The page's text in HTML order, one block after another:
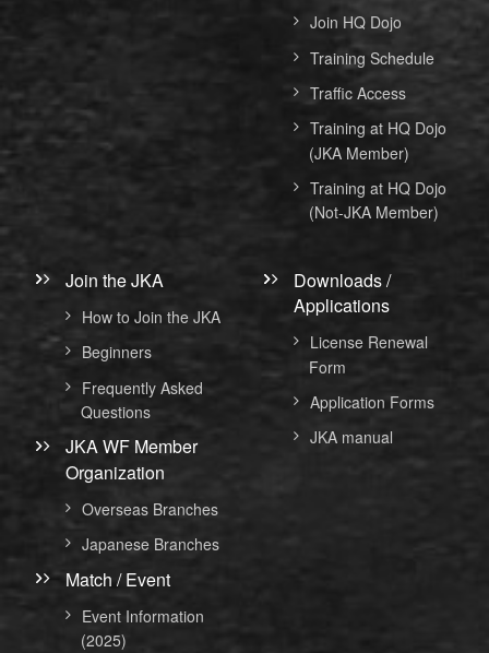
Join HQ Dojo
Training Schedule
Traffic Access
Training at HQ Dojo
(JKA Member)
Training at HQ Dojo
(Not-JKA Member)
Join the JKA
How to Join the JKA
Beginners
Frequently Asked
Questions
JKA WF Member
Organization
Overseas Branches
Japanese Branches
Match / Event
Event Information
(2025)
Downloads /
Applications
License Renewal
Form
Application Forms
JKA manual